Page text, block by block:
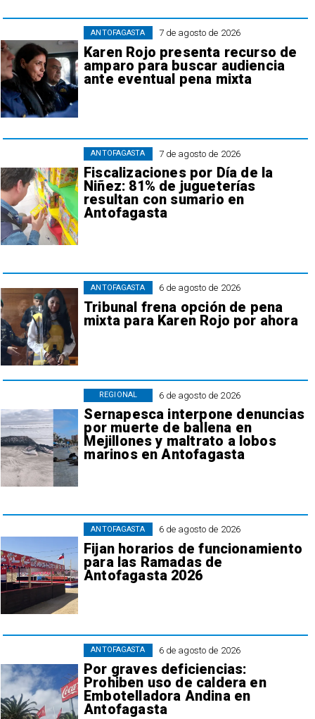
7 de agosto de 2026
Karen Rojo presenta recurso de
amparo para buscar audiencia
ante eventual pena mixta
ANTOFAGASTA
7 de agosto de 2026
Fiscalizaciones por Día de la
Niñez: 81% de jugueterías
resultan con sumario en
Antofagasta
ANTOFAGASTA
6 de agosto de 2026
Tribunal frena opción de pena
mixta para Karen Rojo por ahora
ANTOFAGASTA
6 de agosto de 2026
Sernapesca interpone denuncias
por muerte de ballena en
Mejillones y maltrato a lobos
marinos en Antofagasta
REGIONAL
6 de agosto de 2026
Fijan horarios de funcionamiento
para las Ramadas de
Antofagasta 2026
ANTOFAGASTA
6 de agosto de 2026
Por graves deficiencias:
Prohiben uso de caldera en
Embotelladora Andina en
Antofagasta
ANTOFAGASTA